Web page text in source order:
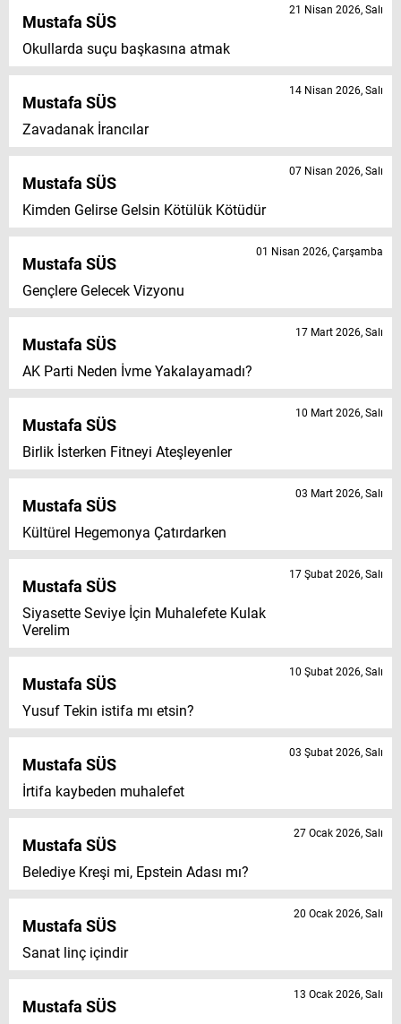
Mustafa SÜS
Okullarda suçu başkasına atmak
21 Nisan 2026, Salı
Mustafa SÜS
Zavadanak İrancılar
14 Nisan 2026, Salı
Mustafa SÜS
Kimden Gelirse Gelsin Kötülük Kötüdür
07 Nisan 2026, Salı
Mustafa SÜS
Gençlere Gelecek Vizyonu
01 Nisan 2026, Çarşamba
Mustafa SÜS
AK Parti Neden İvme Yakalayamadı?
17 Mart 2026, Salı
Mustafa SÜS
Birlik İsterken Fitneyi Ateşleyenler
10 Mart 2026, Salı
Mustafa SÜS
Kültürel Hegemonya Çatırdarken
03 Mart 2026, Salı
Mustafa SÜS
Siyasette Seviye İçin Muhalefete Kulak
Verelim
17 Şubat 2026, Salı
Mustafa SÜS
Yusuf Tekin istifa mı etsin?
10 Şubat 2026, Salı
Mustafa SÜS
İrtifa kaybeden muhalefet
03 Şubat 2026, Salı
Mustafa SÜS
Belediye Kreşi mi, Epstein Adası mı?
27 Ocak 2026, Salı
Mustafa SÜS
Sanat linç içindir
20 Ocak 2026, Salı
Mustafa SÜS
13 Ocak 2026, Salı